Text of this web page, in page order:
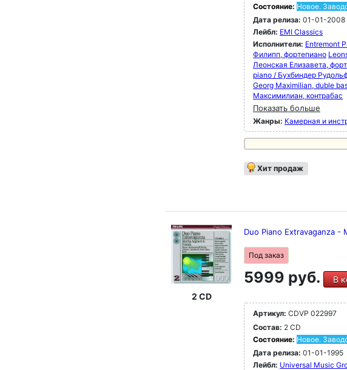
Состояние: Новое.
Дата релиза: 01-01-2008
Лейбл: EMI Classics
Исполнители: Entremont
Филипп, фортепиано
Леонская Елизавета,
piano / Бухбиндер
Georg Maximilian, duble
Максимилиан, контрабас
Показать больше
Жанры: Камерная и
Хит продаж
2 CD
Duo Piano Extravaganza -
Под заказ
5999 руб. В
Артикул: CDVP 022997
Состав: 2 CD
Состояние: Новое.
Дата релиза: 01-01-1995
Лейбл: Universal Music